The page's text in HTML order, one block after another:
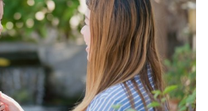
那個男人│讀懂父親的
爸爸！男人總是在一次
驗中，跟著孩子一起長
肢體遊戲，到獨立自